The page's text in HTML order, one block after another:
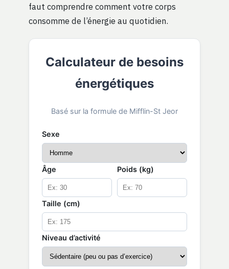
faut comprendre comment votre corps
consomme de l’énergie au quotidien.
Calculateur de besoins
énergétiques
Basé sur la formule de Mifflin-St Jeor
Sexe
Âge Poids (kg)
Taille (cm)
Niveau d’activité